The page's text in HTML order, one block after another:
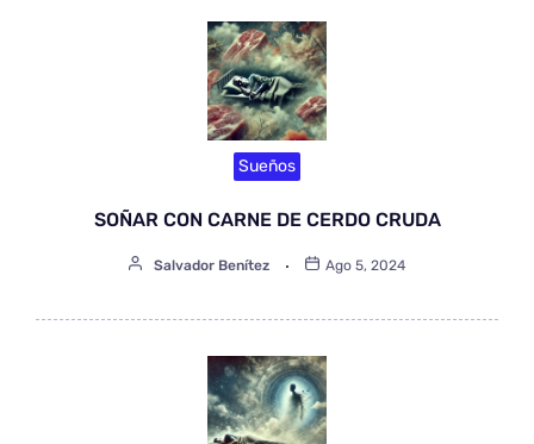
Sueños
SOÑAR CON CARNE DE CERDO CRUDA
Salvador Benítez Ago 5, 2024